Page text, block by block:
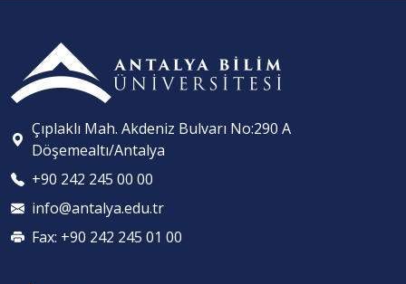
Çıplaklı Mah. Akdeniz Bulvarı No:290 A
Döşemealtı/Antalya
+90 242 245 00 00
info@antalya.edu.tr
Fax: +90 242 245 01 00